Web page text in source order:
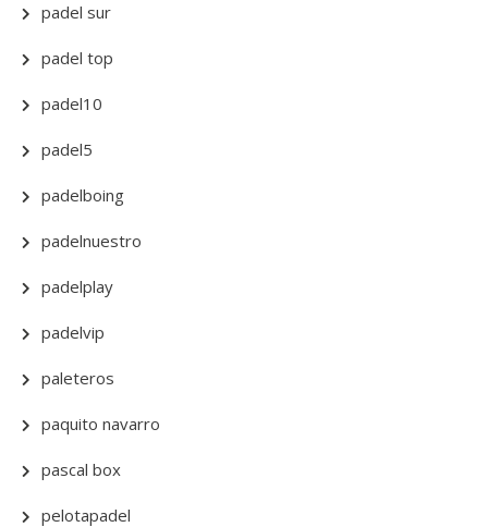
padel sur
padel top
padel10
padel5
padelboing
padelnuestro
padelplay
padelvip
paleteros
paquito navarro
pascal box
pelotapadel